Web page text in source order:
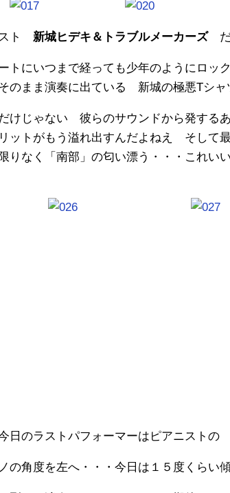
ト 新城ヒデキ＆トラブルメーカーズ
トにいつまで経っても少年のようにロッ
のまま演奏に出ている 新城の極悪Tシャ
けじゃない 彼らのサウンドから発する
ットがもう溢れ出すんだよねえ そして
りなく「南部」の匂い漂う・・・これい
日のラストパフォーマーはピアニストの
の角度を左へ・・・今日は１５度くらい